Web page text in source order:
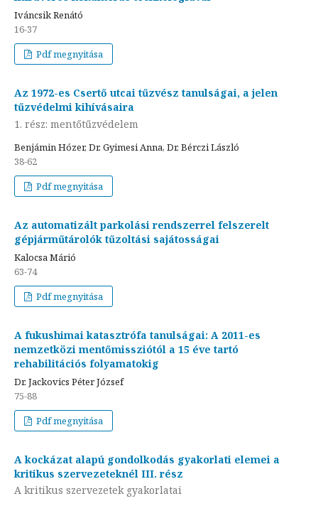
Iváncsik Renátó
16-37
Pdf megnyitása
Az 1972-es Csertő utcai tűzvész tanulságai, a jelen
tűzvédelmi kihívásaira
1. rész: mentőtűzvédelem
Benjámin Hózer, Dr. Gyimesi Anna, Dr. Bérczi László
38-62
Pdf megnyitása
Az automatizált parkolási rendszerrel felszerelt
gépjárműtárolók tűzoltási sajátosságai
Kalocsa Márió
63-74
Pdf megnyitása
A fukushimai katasztrófa tanulságai: A 2011-es
nemzetközi mentőmissziótól a 15 éve tartó
rehabilitációs folyamatokig
Dr. Jackovics Péter József
75-88
Pdf megnyitása
A kockázat alapú gondolkodás gyakorlati elemei a
kritikus szervezeteknél III. rész
A kritikus szervezetek gyakorlatai